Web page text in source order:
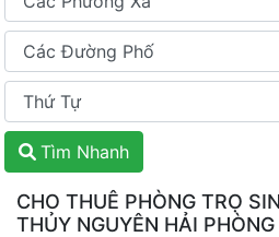
Tìm Nhanh
CHO THUÊ PHÒNG TRỌ
THỦY NGUYÊN HẢI PHÒNG